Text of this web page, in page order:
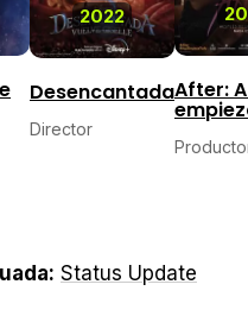
2022
Desencantada
Director
After:
Status Update